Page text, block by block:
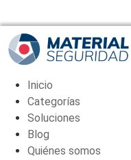
(AC-
CARTEL-
ES)
cantidad
Inicio
Categorías
Soluciones
Blog
Quiénes somos